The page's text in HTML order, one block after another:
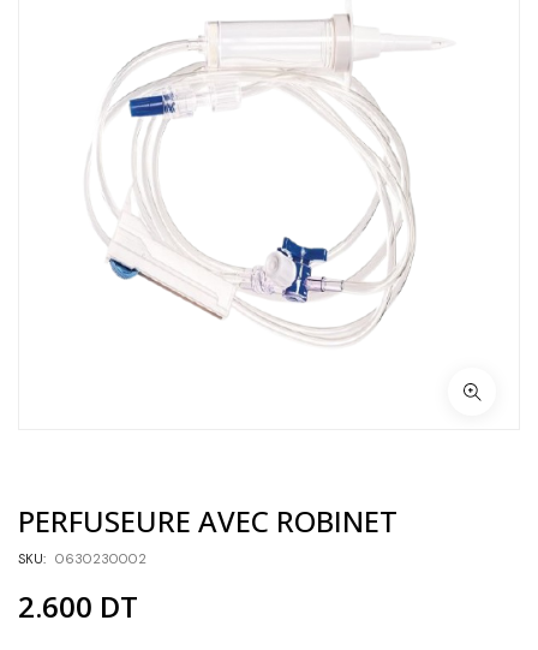
PERFUSEURE AVEC ROBINET
SKU: 0630230002
2.600 DT